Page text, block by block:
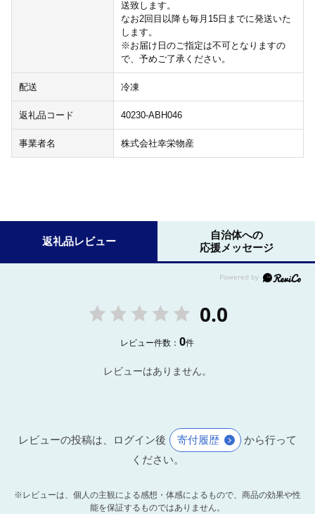
送致します。
なお2回目以降も毎月15日までに発送いた
します。
※お届け日のご指定は不可となりますの
で、予めご了承ください。
配送 冷凍
返礼品コード 40230-ABH046
事業者名 株式会社幸栄物産
返礼品レビュー
自治体への
応援メッセージ
0.0
レビュー件数：0件
レビューはありません。
レビューの投稿は、ログイン後 寄付履歴
から行って
ください。
※レビューは、個人の主観による感想・体感によるもので、商品の効果や性
能を保証するものではありません。